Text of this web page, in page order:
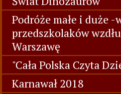
Podróże małe i duże
przedszkolaków
Warszawę
"Cała Polska Czyta
Karnawał 2018